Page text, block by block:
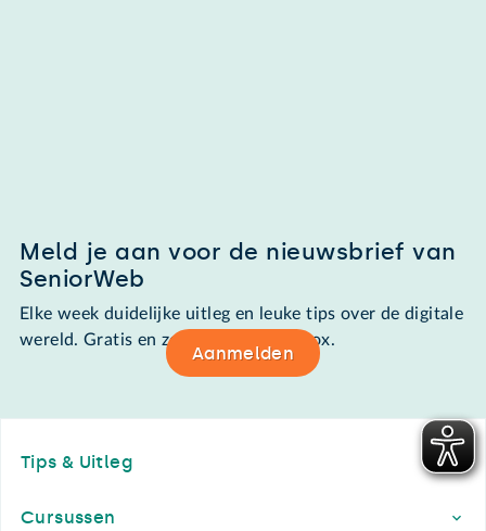
Meld je aan voor de nieuwsbrief van
SeniorWeb
Elke week duidelijke uitleg en leuke tips over de digitale
wereld. Gratis en zomaar in de mailbox.
Aanmelden
Tips & Uitleg
Cursussen